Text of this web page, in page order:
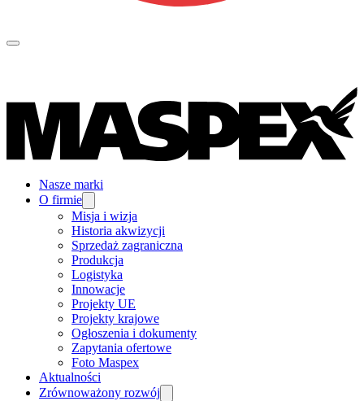
Nasze marki
O firmie
Misja i wizja
Historia akwizycji
Sprzedaż zagraniczna
Produkcja
Logistyka
Innowacje
Projekty UE
Projekty krajowe
Ogłoszenia i dokumenty
Zapytania ofertowe
Foto Maspex
Aktualności
Zrównoważony rozwój